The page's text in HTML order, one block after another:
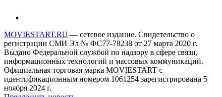
MOVIESTART.RU — сетевое издание. Свидетельство о
регистрации СМИ Эл № ФС77-78238 от 27 марта 2020 г.
Выдано Федеральной службой по надзору в сфере связи,
информационных технологий и массовых коммуникаций.
Официальная торговая марка MOVIESTART с
идентификационным номером 1061254 зарегистрирована 5
ноября 2024 г.